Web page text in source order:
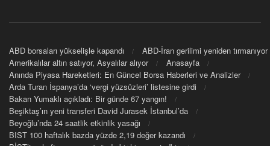
ABD borsaları yükselişle kapandı
ABD-İran gerilimi yeniden tırmanıyor
Amerikalılar altın satıyor, Asyalılar alıyor
Anasayfa
Anında Piyasa Hareketleri: En Güncel Borsa Haberleri ve Analizler
Arda Turan İspanya’da ‘vergi yüzsüzleri’ listesine girdi
Bakan Yumaklı açıkladı: Bir günde 67 yangın!
Beşiktaş’ın yeni transferi David Jurasek İstanbul’da
Beyoğlu’nda 24 saatlik etkinlik yasağı
BIST 100 haftalık bazda yüzde 2,19 değer kazandı